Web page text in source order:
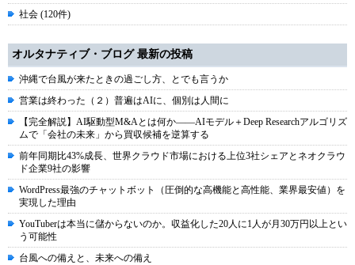
社会 (120件)
オルタナティブ・ブログ 最新の投稿
沖縄で台風が来たときの過ごし方、とでも言うか
営業は終わった（２）普遍はAIに、個別は人間に
【完全解説】AI駆動型M&Aとは何か――AIモデル＋Deep Researchアルゴリズ
ムで「会社の未来」から買収候補を逆算する
前年同期比43%成長、世界クラウド市場における上位3社シェアとネオクラウ
ド企業9社の影響
WordPress最強のチャットボット（圧倒的な高機能と高性能、業界最安値）を
実現した理由
YouTuberは本当に儲からないのか。収益化した20人に1人が月30万円以上とい
う可能性
台風への備えと、未来への備え